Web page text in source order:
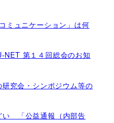
ミュニケーション」は何
NET 第１４回総会のお知
究会・シンポジウム等の
い 「公益通報（内部告